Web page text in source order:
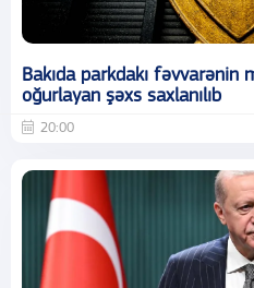
Bakıda parkdakı fəvvarənin
oğurlayan şəxs saxlanılıb
20:00